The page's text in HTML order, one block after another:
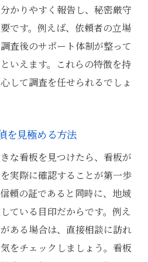
かりやすく報告し、秘密厳守
です。例えば、依頼者の立場
査後のサポート体制が整って
いえます。これらの特徴を持
して調査を任せられるでしょ
を見極める方法
な看板を見つけたら、看板が
実際に確認することが第一歩
頼の証であると同時に、地域
ている目印だからです。例え
ある場合は、直接相談に訪れ
をチェックしましょう。看板